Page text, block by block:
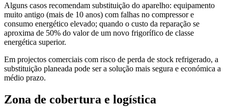
Alguns casos recomendam substituição do aparelho: equipamento
muito antigo (mais de 10 anos) com falhas no compressor e
consumo energético elevado; quando o custo da reparação se
aproxima de 50% do valor de um novo frigorífico de classe
energética superior.
Em projectos comerciais com risco de perda de stock refrigerado, a
substituição planeada pode ser a solução mais segura e económica a
médio prazo.
Zona de cobertura e logística